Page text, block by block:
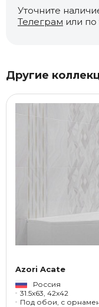
Уточните
Телеграм или
Другие
Azori Acate
Россия
31.5x63, 42x42